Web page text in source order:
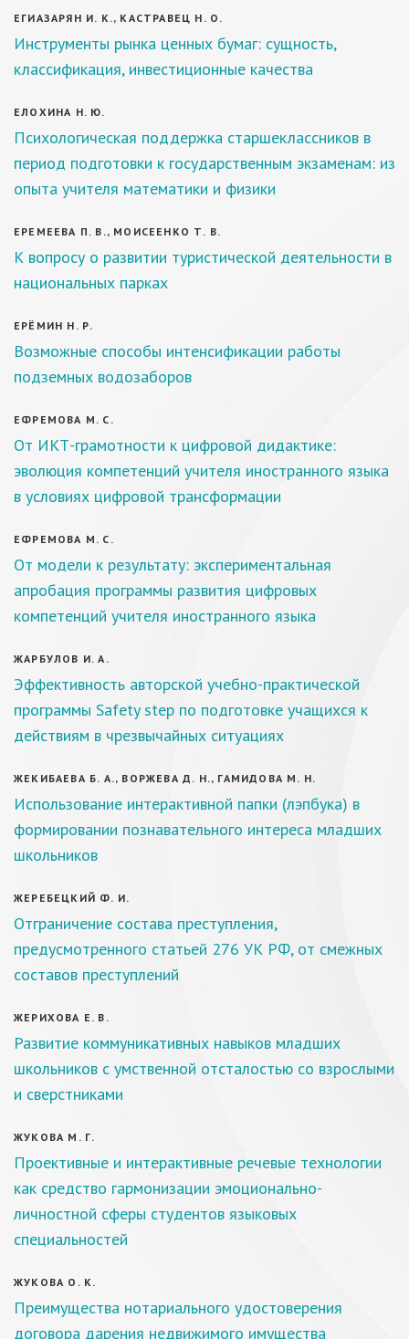
ЕГИАЗАРЯН И. К., КАСТРАВЕЦ Н. О.
Инструменты рынка ценных бумаг: сущность,
классификация, инвестиционные качества
ЕЛОХИНА Н. Ю.
Психологическая поддержка старшеклассников в
период подготовки к государственным экзаменам: из
опыта учителя математики и физики
ЕРЕМЕЕВА П. В., МОИСЕЕНКО Т. В.
К вопросу о развитии туристической деятельности в
национальных парках
ЕРЁМИН Н. Р.
Возможные способы интенсификации работы
подземных водозаборов
ЕФРЕМОВА М. С.
От ИКТ-грамотности к цифровой дидактике:
эволюция компетенций учителя иностранного языка
в условиях цифровой трансформации
ЕФРЕМОВА М. С.
От модели к результату: экспериментальная
апробация программы развития цифровых
компетенций учителя иностранного языка
ЖАРБУЛОВ И. А.
Эффективность авторской учебно-практической
программы Safety step по подготовке учащихся к
действиям в чрезвычайных ситуациях
ЖЕКИБАЕВА Б. А., ВОРЖЕВА Д. Н., ГАМИДОВА М. Н.
Использование интерактивной папки (лэпбука) в
формировании познавательного интереса младших
школьников
ЖЕРЕБЕЦКИЙ Ф. И.
Отграничение состава преступления,
предусмотренного статьей 276 УК РФ, от смежных
составов преступлений
ЖЕРИХОВА Е. В.
Развитие коммуникативных навыков младших
школьников с умственной отсталостью со взрослыми
и сверстниками
ЖУКОВА М. Г.
Проективные и интерактивные речевые технологии
как средство гармонизации эмоционально-
личностной сферы студентов языковых
специальностей
ЖУКОВА О. К.
Преимущества нотариального удостоверения
договора дарения недвижимого имущества